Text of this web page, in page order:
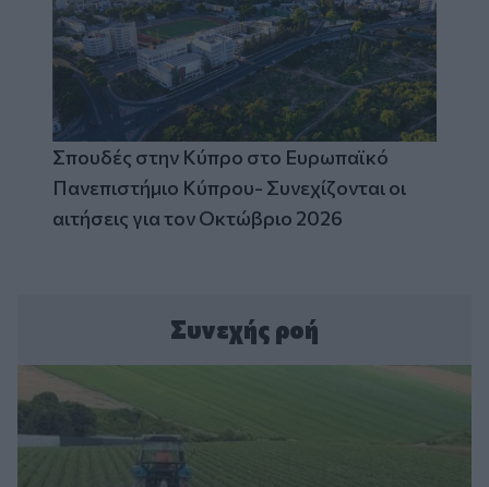
Σπουδές στην Κύπρο στο Ευρωπαϊκό
Πανεπιστήμιο Κύπρου- Συνεχίζονται οι
αιτήσεις για τον Οκτώβριο 2026
Συνεχής ροή